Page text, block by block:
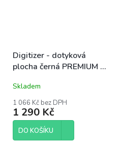
Digitizer - dotyková
plocha černá PREMIUM |
Skladem
1 066 Kč bez DPH
1 290 Kč
DO KOŠÍKU